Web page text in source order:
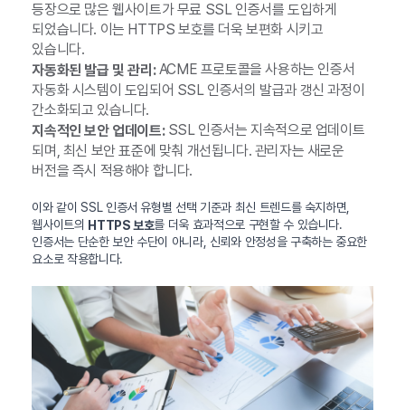
등장으로 많은 웹사이트가 무료 SSL 인증서를 도입하게
되었습니다. 이는 HTTPS 보호를 더욱 보편화 시키고
있습니다.
자동화된 발급 및 관리:ACME 프로토콜을 사용하는 인증서
자동화 시스템이 도입되어 SSL 인증서의 발급과 갱신 과정이
간소화되고 있습니다.
지속적인 보안 업데이트:SSL 인증서는 지속적으로 업데이트
되며, 최신 보안 표준에 맞춰 개선됩니다. 관리자는 새로운
버전을 즉시 적용해야 합니다.
이와 같이 SSL 인증서 유형별 선택 기준과 최신 트렌드를 숙지하면,
웹사이트의 HTTPS 보호를 더욱 효과적으로 구현할 수 있습니다.
인증서는 단순한 보안 수단이 아니라, 신뢰와 안정성을 구축하는 중요한
요소로 작용합니다.